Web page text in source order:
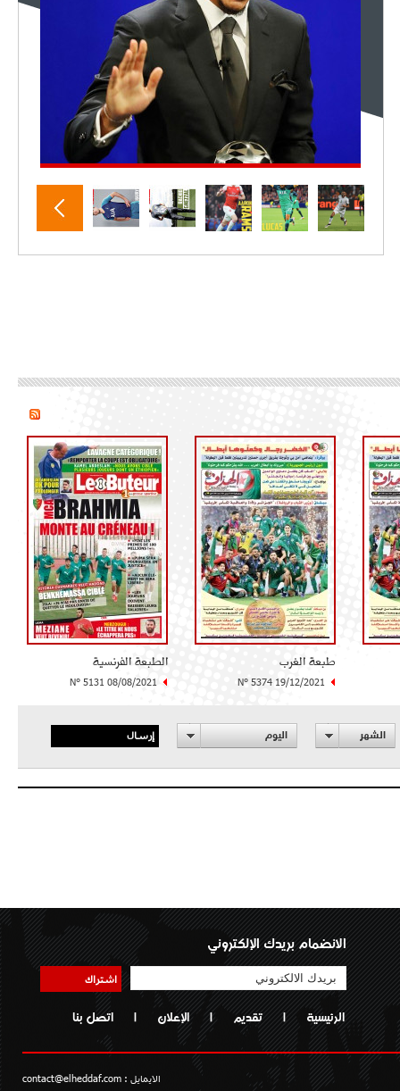
طبعة الغرب
N° 5374 19/12/2021
الطبعة الفرنسية
N° 5131 08/08/2021
الشهر اليوم إرسال
الانضمام بريدك الإلكتروني
اشتراك
الرئيسية | تقديم | الإعلان | اتصل بنا
الايمايل : contact@elheddaf.com